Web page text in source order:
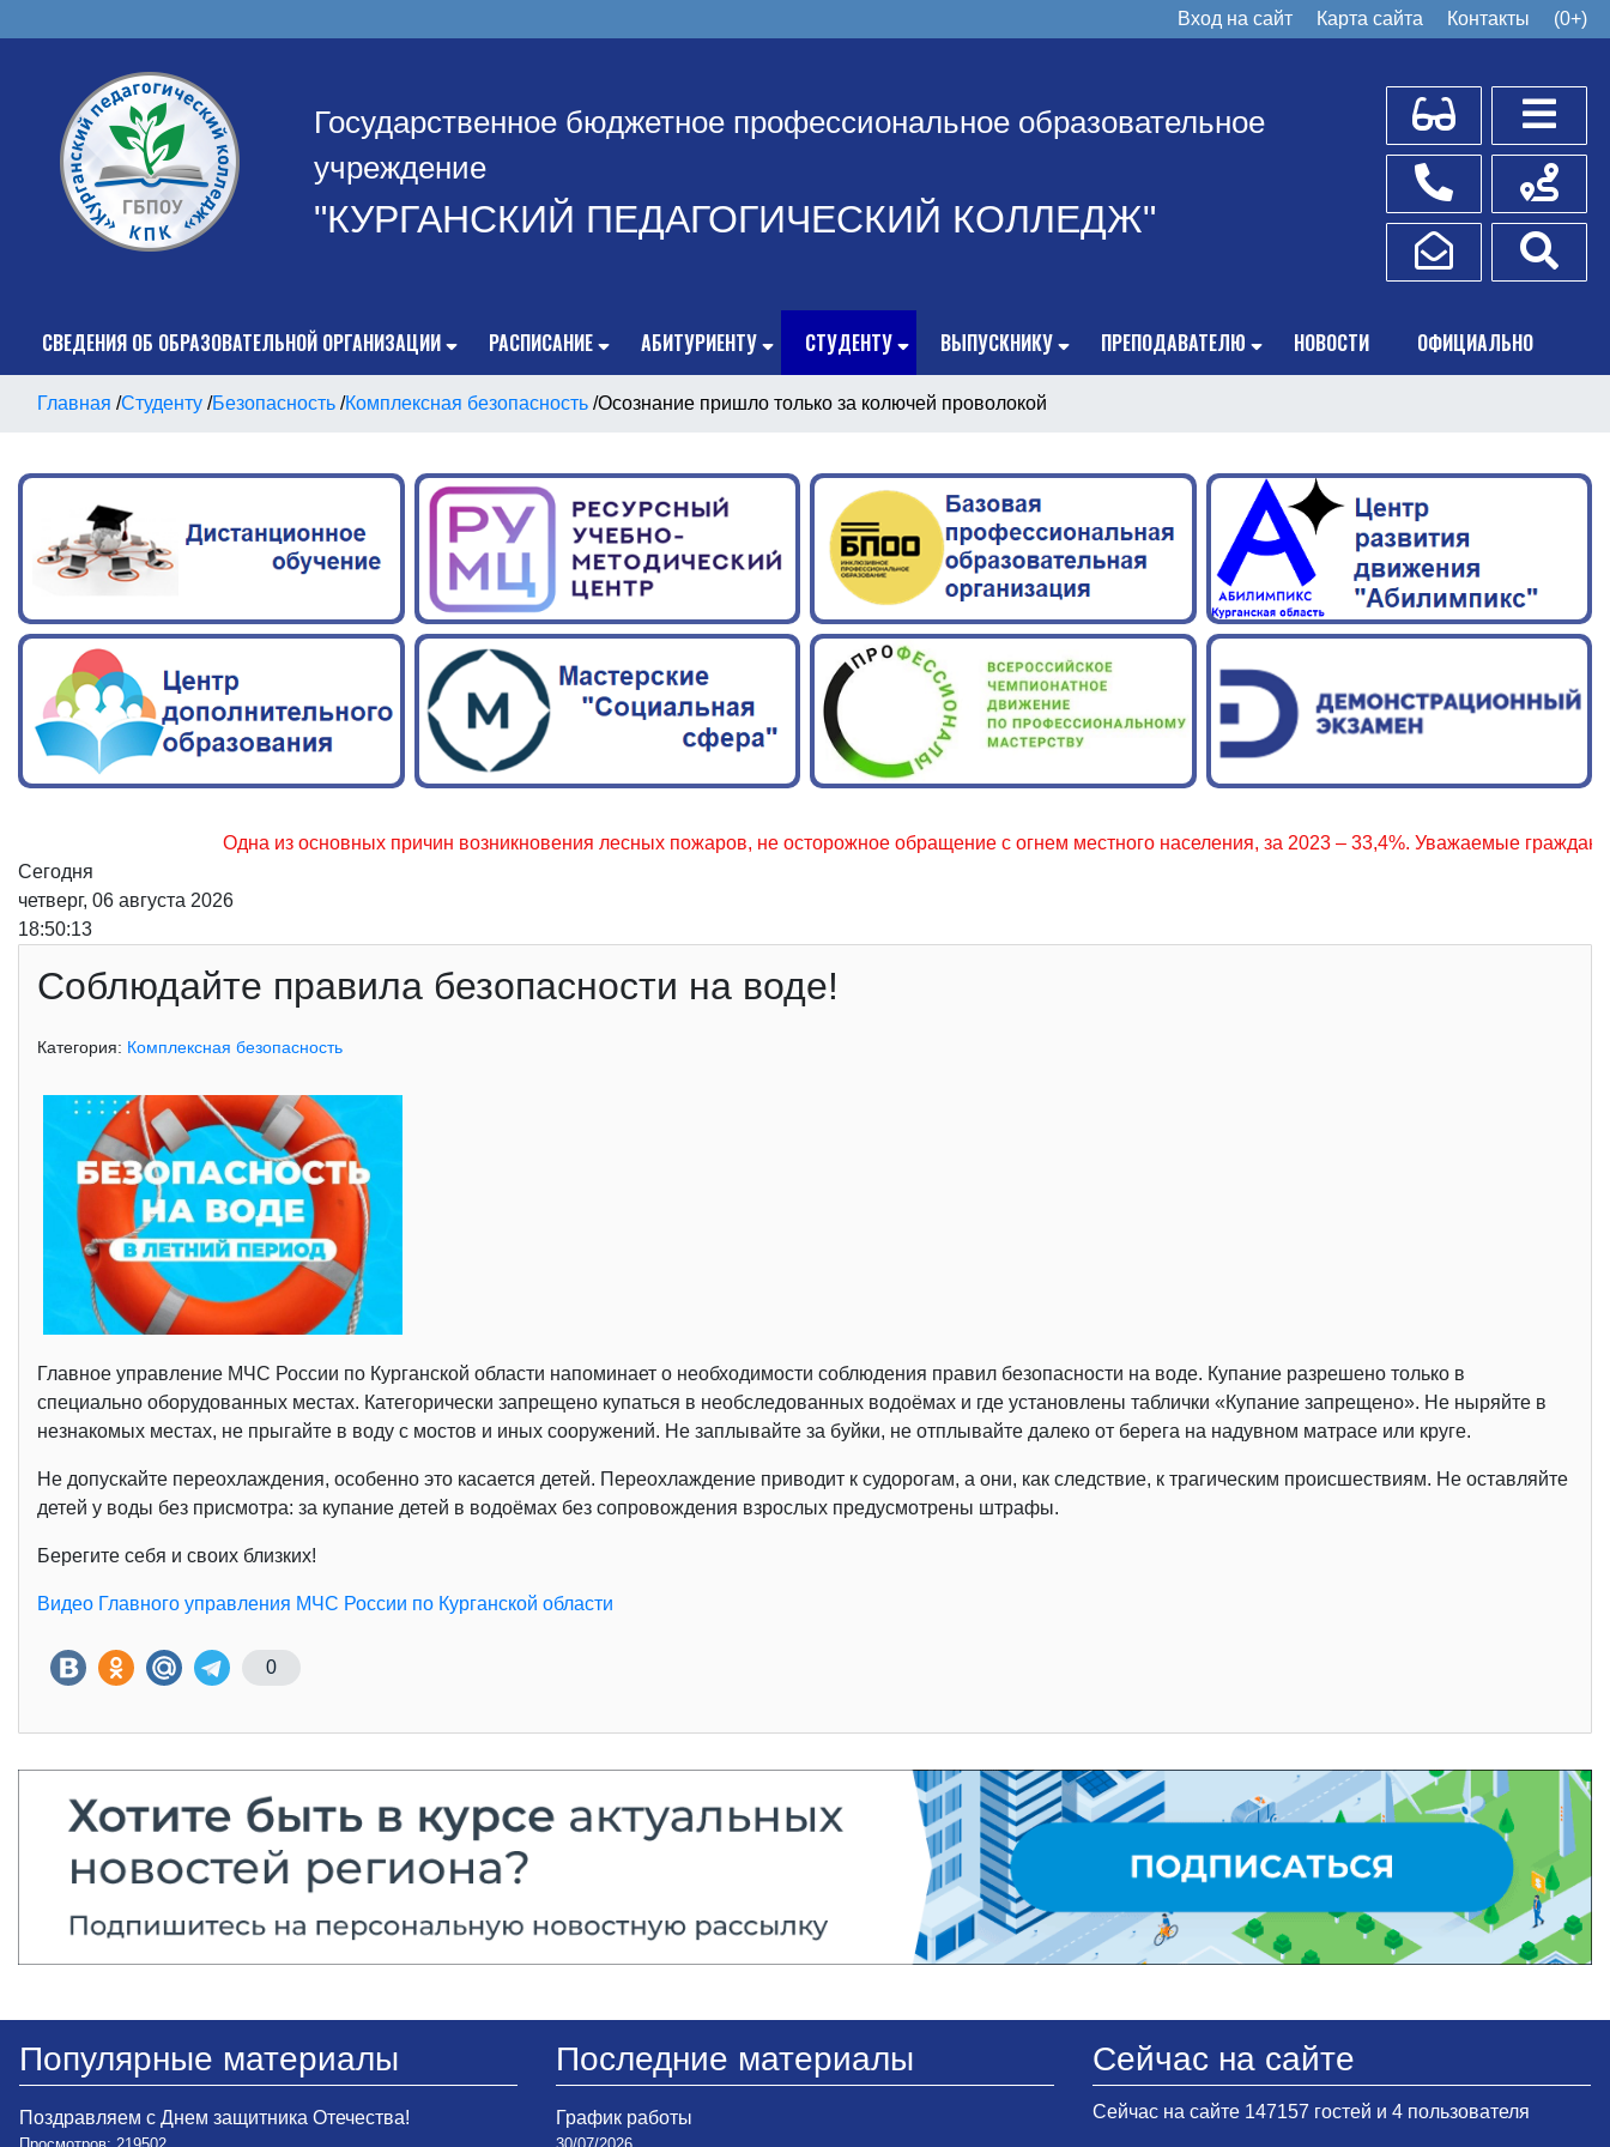
Вход на сайт Карта сайта Контакты (0+)
Государственное бюджетное профессиональное образовательное
учреждение
"КУРГАНСКИЙ ПЕДАГОГИЧЕСКИЙ КОЛЛЕДЖ"
Для слабовидящих
Телефоны
Написать обращение
Схема
СВЕДЕНИЯ ОБ ОБРАЗОВАТЕЛЬНОЙ ОРГАНИЗАЦИИ РАСПИСАНИЕ АБИТУРИЕНТУ СТУДЕНТУ ВЫПУСКНИКУ ПРЕПОДАВАТЕЛЮ НОВОСТИ ОФИЦИАЛЬНО
Главная /Студенту /Безопасность /Комплексная безопасность /Осознание пришло только за колючей проволокой
Одна из основных причин возникновения лесных пожаров, не осторожное обращение с огнем местного населения, за 2023 – 33,4%. Уважаемые граждане,
Сегодня
четверг, 06 августа 2026
18:50:14
Соблюдайте правила безопасности на воде!
Категория: Комплексная безопасность
Главное управление МЧС России по Курганской области напоминает о необходимости соблюдения правил безопасности на воде. Купание разрешено только в
специально оборудованных местах. Категорически запрещено купаться в необследованных водоёмах и где установлены таблички «Купание запрещено». Не ныряйте в
незнакомых местах, не прыгайте в воду с мостов и иных сооружений. Не заплывайте за буйки, не отплывайте далеко от берега на надувном матрасе или круге.
Не допускайте переохлаждения, особенно это касается детей. Переохлаждение приводит к судорогам, а они, как следствие, к трагическим происшествиям. Не оставляйте
детей у воды без присмотра: за купание детей в водоёмах без сопровождения взрослых предусмотрены штрафы.
Берегите себя и своих близких!
Видео Главного управления МЧС России по Курганской области
0
Популярные материалы
Поздравляем с Днем защитника Отечества!
Последние материалы
График работы
Сейчас на сайте
Сейчас на сайте 147157 гостей и 4 пользователя